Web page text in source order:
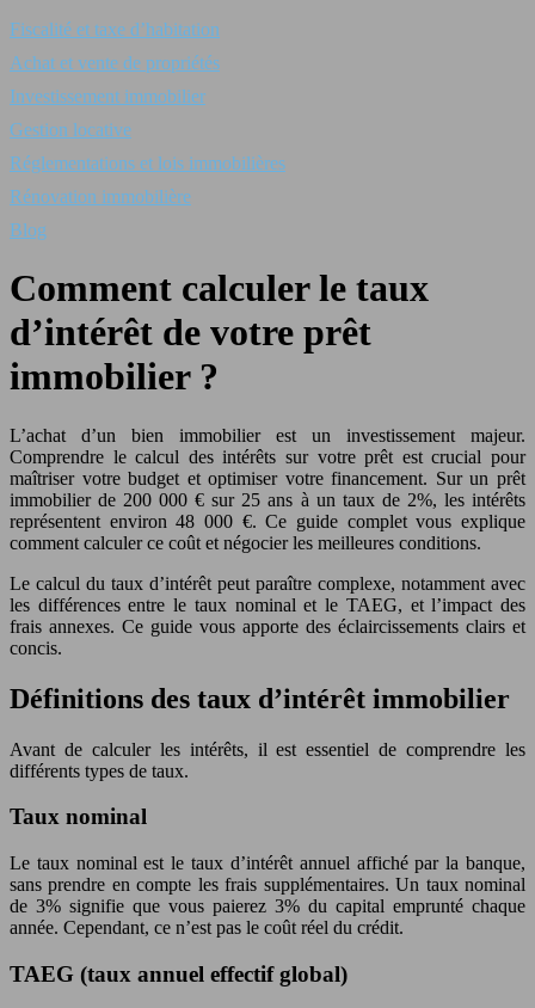
Fiscalité et taxe d’habitation
Achat et vente de propriétés
Investissement immobilier
Gestion locative
Réglementations et lois immobilières
Rénovation immobilière
Blog
Comment calculer le taux
d’intérêt de votre prêt
immobilier ?
L’achat d’un bien immobilier est un investissement majeur.
Comprendre le calcul des intérêts sur votre prêt est crucial pour
maîtriser votre budget et optimiser votre financement. Sur un prêt
immobilier de 200 000 € sur 25 ans à un taux de 2%, les intérêts
représentent environ 48 000 €. Ce guide complet vous explique
comment calculer ce coût et négocier les meilleures conditions.
Le calcul du taux d’intérêt peut paraître complexe, notamment avec
les différences entre le taux nominal et le TAEG, et l’impact des
frais annexes. Ce guide vous apporte des éclaircissements clairs et
concis.
Définitions des taux d’intérêt immobilier
Avant de calculer les intérêts, il est essentiel de comprendre les
différents types de taux.
Taux nominal
Le taux nominal est le taux d’intérêt annuel affiché par la banque,
sans prendre en compte les frais supplémentaires. Un taux nominal
de 3% signifie que vous paierez 3% du capital emprunté chaque
année. Cependant, ce n’est pas le coût réel du crédit.
TAEG (taux annuel effectif global)